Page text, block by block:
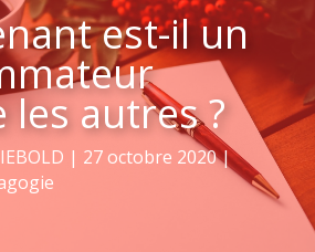
est-il un
les autres ?
| 27 octobre 2020|